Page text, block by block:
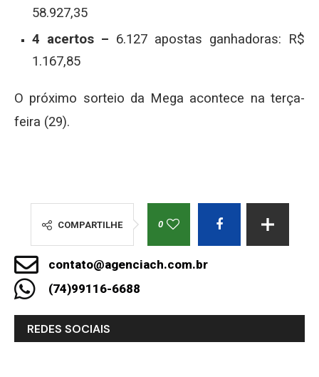
58.927,35
4 acertos – 6.127 apostas ganhadoras: R$
1.167,85
O próximo sorteio da Mega acontece na terça-
feira (29).
COMPARTILHE 0
contato@agenciach.com.br
(74)99116-6688
REDES SOCIAIS